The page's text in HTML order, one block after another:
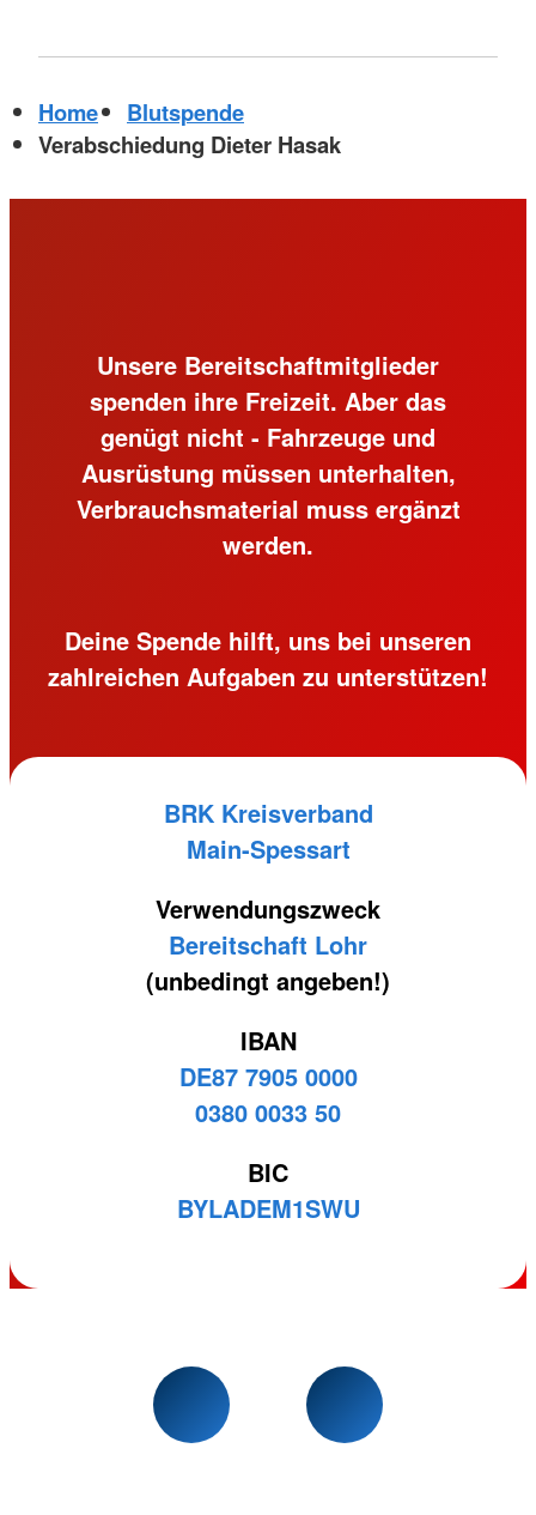
Home
Blutspende
Verabschiedung Dieter Hasak
Unsere Bereitschaftmitglieder
spenden ihre Freizeit. Aber das
genügt nicht - Fahrzeuge und
Ausrüstung müssen unterhalten,
Verbrauchsmaterial muss ergänzt
werden.
Deine Spende hilft, uns bei unseren
zahlreichen Aufgaben zu unterstützen!
BRK Kreisverband
Main-Spessart
Verwendungszweck
Bereitschaft Lohr
(unbedingt angeben!)
IBAN
DE87 7905 0000
0380 0033 50
BIC
BYLADEM1SWU